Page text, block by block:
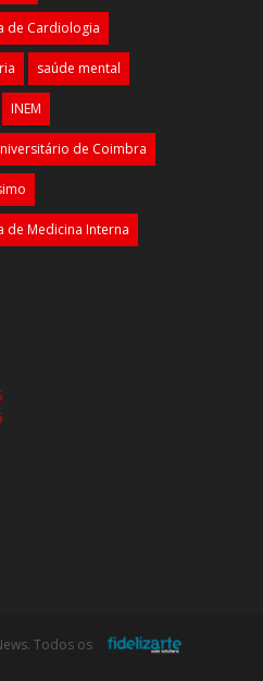
de Cardiologia
saúde mental
INEM
de Coimbra
de Medicina Interna
Todos os